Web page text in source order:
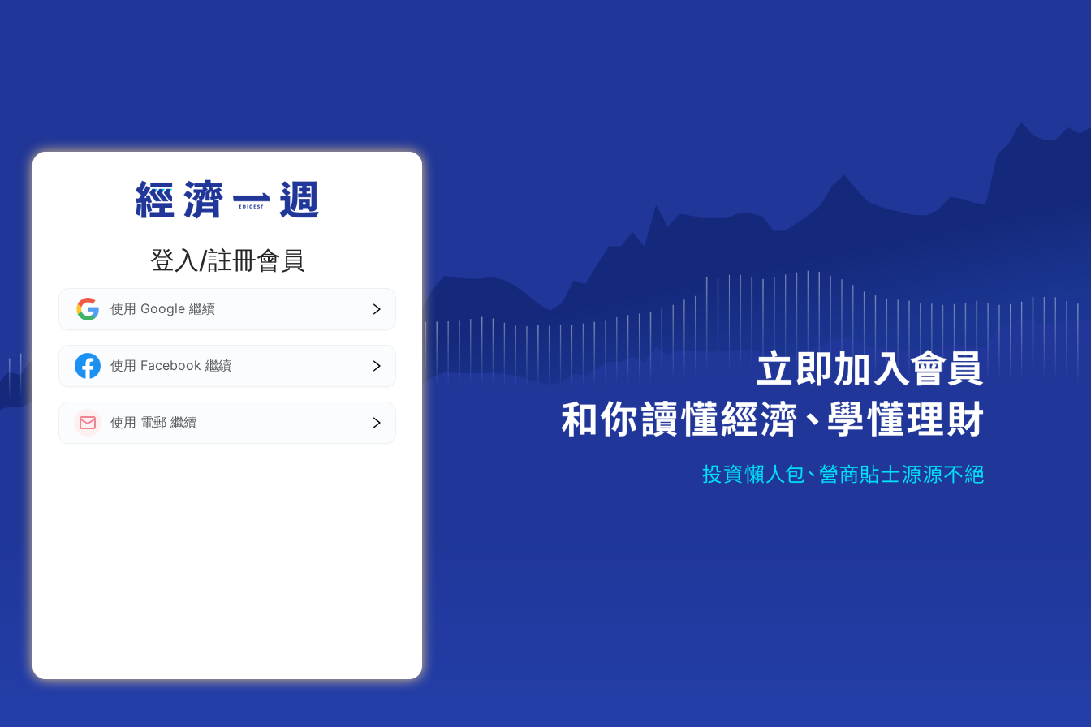
登入/註冊會員
使用 Google 繼續
使用 Facebook 繼續
使用 電郵 繼續